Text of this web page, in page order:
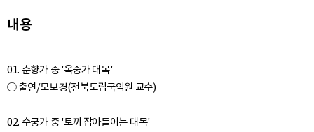
내용
01. 춘향가 중 '옥중가 대목'
○ 출연/모보경(전북도립국악원 교수)
02. 수궁가 중 '토끼 잡아들이는 대목'